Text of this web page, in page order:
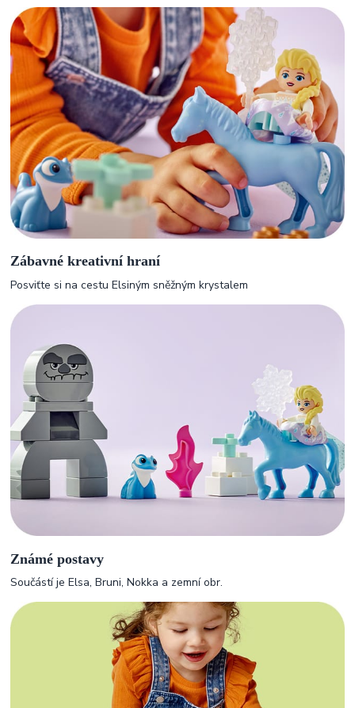
Zábavné kreativní hraní
Posviťte si na cestu Elsiným sněžným krystalem
Známé postavy
Součástí je Elsa, Bruni, Nokka a zemní obr.